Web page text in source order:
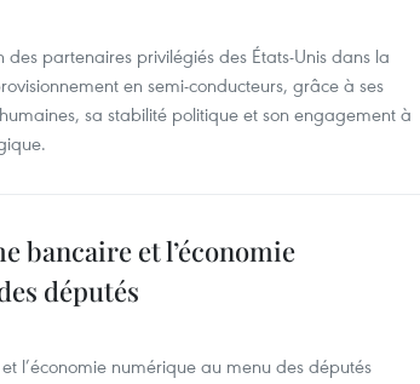
des partenaires privilégiés des États-Unis dans la
en semi-conducteurs, grâce à ses
sa stabilité politique et son engagement à
bancaire et l’économie
députés
l’économie numérique au menu des députés